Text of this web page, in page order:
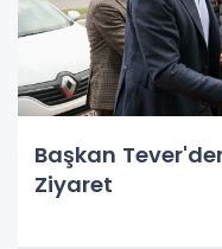
Başkan
Ziyaret